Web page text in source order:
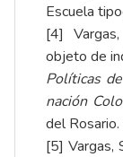
Escuela
[4]
objeto de
Políticas
nación
del
[5] Vargas,